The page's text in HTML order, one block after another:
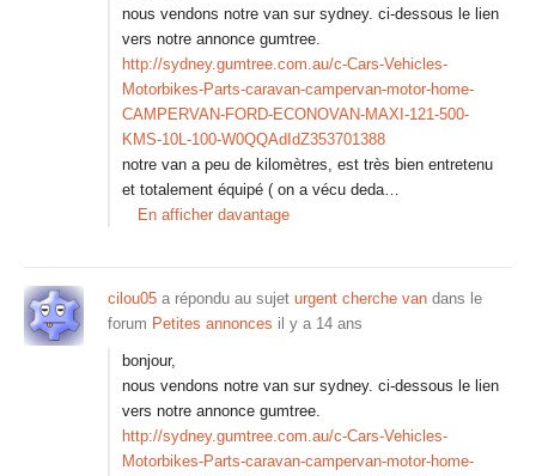
nous vendons notre van sur sydney. ci-dessous le lien
vers notre annonce gumtree.
http://sydney.gumtree.com.au/c-Cars-Vehicles-
Motorbikes-Parts-caravan-campervan-motor-home-
CAMPERVAN-FORD-ECONOVAN-MAXI-121-500-
KMS-10L-100-W0QQAdIdZ353701388
notre van a peu de kilomètres, est très bien entretenu
et totalement équipé ( on a vécu deda…
En afficher davantage
cilou05 a répondu au sujet urgent cherche van dans le
forum Petites annonces il y a 14 ans
bonjour,
nous vendons notre van sur sydney. ci-dessous le lien
vers notre annonce gumtree.
http://sydney.gumtree.com.au/c-Cars-Vehicles-
Motorbikes-Parts-caravan-campervan-motor-home-